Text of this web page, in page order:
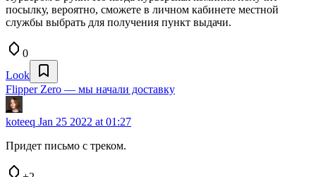
посылку, вероятно, сможете в личном кабинете местной
службы выбрать для получения пункт выдачи.
0
Look
Flipper Zero — мы начали доставку
koteeq Jan 25 2022 at 01:27
Придет письмо с треком.